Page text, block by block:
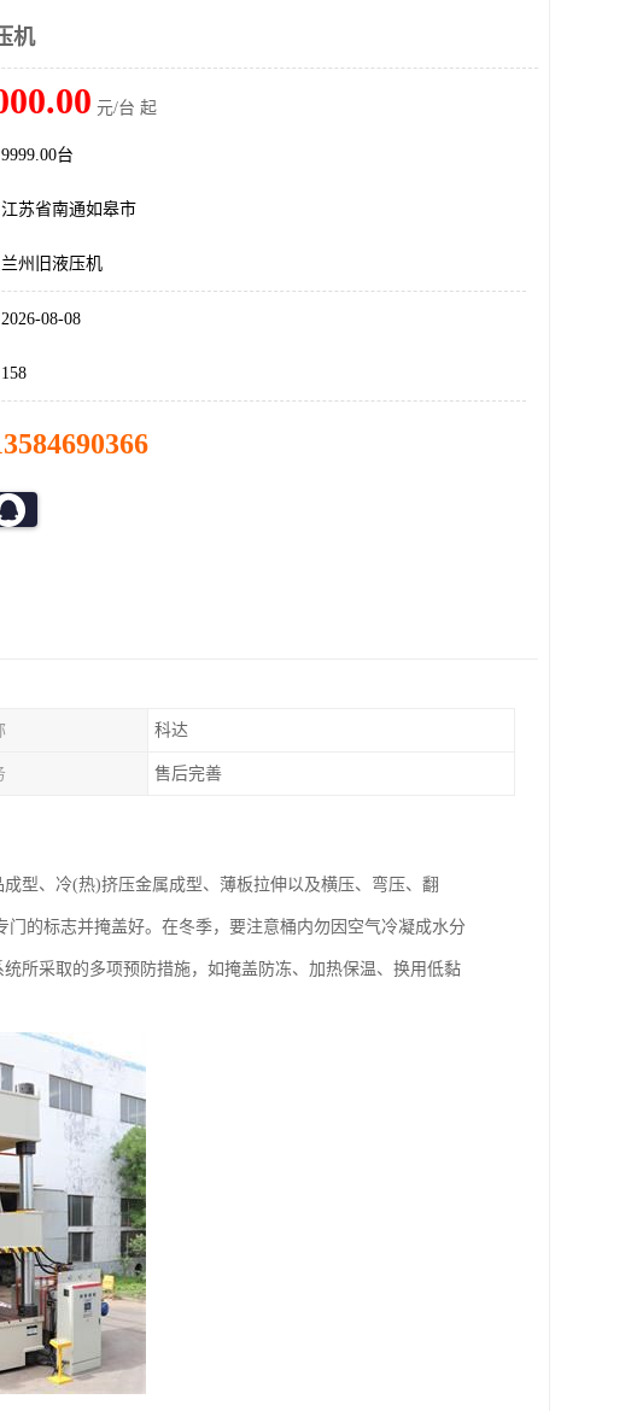
机
元/台 起
9999.00台
江苏省南通如皋市
兰州旧液压机
2026-08-08
158
科达
售后完善
型、冷(热)挤压金属成型、薄板拉伸以及横压、弯压、翻
的标志并掩盖好。在冬季，要注意桶内勿因空气冷凝成水分
所采取的多项预防措施，如掩盖防冻、加热保温、换用低黏